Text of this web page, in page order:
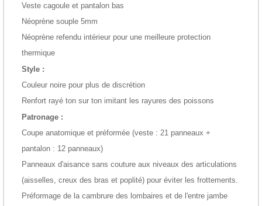
Veste cagoule et pantalon bas
Néoprène souple 5mm
Néoprène refendu intérieur pour une meilleure protection
thermique
Style :
Couleur noire pour plus de discrétion
Renfort rayé ton sur ton imitant les rayures des poissons
Patronage :
Coupe anatomique et préformée (veste : 21 panneaux +
pantalon : 12 panneaux)
Panneaux d'aisance sans couture aux niveaux des articulations
(aisselles, creux des bras et poplité) pour éviter les frottements.
Préformage de la cambrure des lombaires et de l'entre jambe